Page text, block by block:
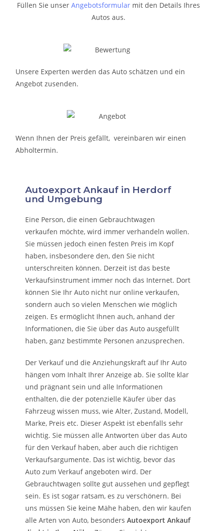
Füllen Sie unser Angebotsformular mit den Details Ihres
Autos aus.
Unsere Experten werden das Auto schätzen und ein
Angebot zusenden.
Wenn Ihnen der Preis gefällt, vereinbaren wir einen
Abholtermin.
Autoexport Ankauf in Herdorf
und Umgebung
Eine Person, die einen Gebrauchtwagen
verkaufen möchte, wird immer verhandeln wollen.
Sie müssen jedoch einen festen Preis im Kopf
haben, insbesondere den, den Sie nicht
unterschreiten können. Derzeit ist das beste
Verkaufsinstrument immer noch das Internet. Dort
können Sie Ihr Auto nicht nur online verkaufen,
sondern auch so vielen Menschen wie möglich
zeigen. Es ermöglicht Ihnen auch, anhand der
Informationen, die Sie über das Auto ausgefüllt
haben, ganz bestimmte Personen anzusprechen.
Der Verkauf und die Anziehungskraft auf Ihr Auto
hängen vom Inhalt Ihrer Anzeige ab. Sie sollte klar
und prägnant sein und alle Informationen
enthalten, die der potenzielle Käufer über das
Fahrzeug wissen muss, wie Alter, Zustand, Modell,
Marke, Preis etc. Dieser Aspekt ist ebenfalls sehr
wichtig. Sie müssen alle Antworten über das Auto
für den Verkauf haben, aber auch die richtigen
Verkaufsargumente. Das ist wichtig, bevor das
Auto zum Verkauf angeboten wird. Der
Gebrauchtwagen sollte gut aussehen und gepflegt
sein. Es ist sogar ratsam, es zu verschönern. Bei
uns müssen Sie keine Mähe haben, den wir kaufen
alle Arten von Auto, besondersAutoexport Ankauf